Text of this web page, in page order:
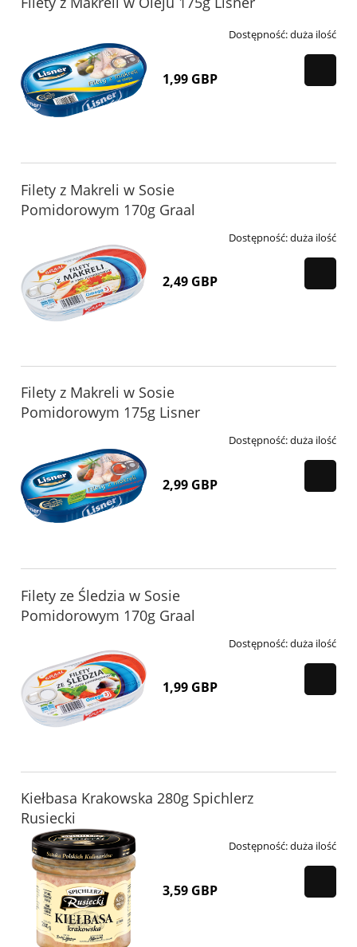
Dostępność:duża ilość
1,99 GBP
Filety z Makreli w Sosie
Pomidorowym 170g Graal
Dostępność:duża ilość
2,49 GBP
Filety z Makreli w Sosie
Pomidorowym 175g Lisner
Dostępność:duża ilość
2,99 GBP
Filety ze Śledzia w Sosie
Pomidorowym 170g Graal
Dostępność:duża ilość
1,99 GBP
Kiełbasa Krakowska 280g Spichlerz
Rusiecki
Dostępność:duża ilość
3,59 GBP